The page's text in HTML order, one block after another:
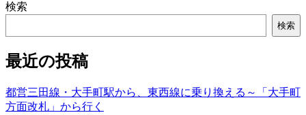
検索
検索
最近の投稿
都営三田線・大手町駅から、東西線に乗り換える～「大手町
方面改札」から行く